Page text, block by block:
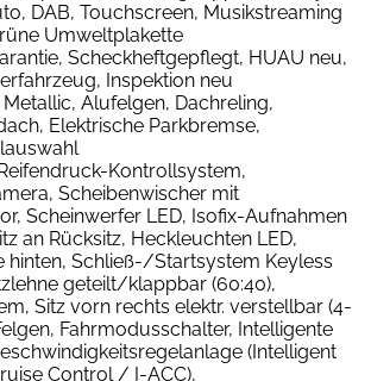
DAB, Touchscreen, Musikstreaming
Umweltplakette
Scheckheftgepflegt, HUAU neu,
Inspektion neu
Metallic, Alufelgen, Dachreling,
Elektrische Parkbremse,
Kontrollsystem,
Scheibenwischer mit
Scheinwerfer LED, Isofix-Aufnahmen
an Rücksitz, Heckleuchten LED,
hinten, Schließ-/Startsystem Keyless
geteilt/klappbar (60:40),
Sitz vorn rechts elektr. verstellbar (4-
Fahrmodusschalter, Intelligente
(Intelligent
Control / I-ACC),